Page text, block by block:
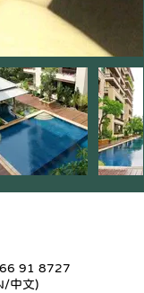
91 8727
中文)